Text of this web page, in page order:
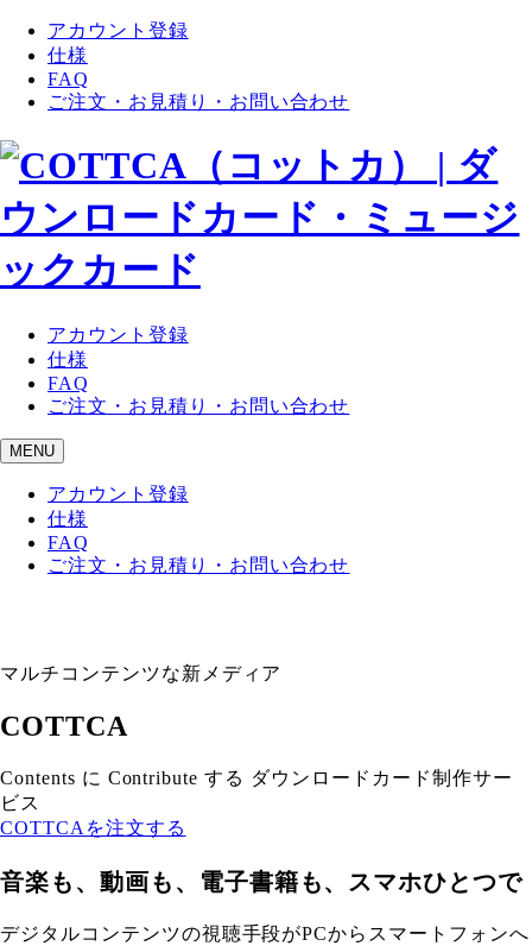
アカウント登録
仕様
FAQ
ご注文・お見積り・お問い合わせ
アカウント登録
仕様
FAQ
ご注文・お見積り・お問い合わせ
MENU
アカウント登録
仕様
FAQ
ご注文・お見積り・お問い合わせ
マルチコンテンツな新メディア
COTTCA
Contents に Contribute する ダウンロードカード制作サー
ビス
COTTCAを注文する
音楽も、動画も、電子書籍も、スマホひとつで
デジタルコンテンツの視聴手段がPCからスマートフォンへ